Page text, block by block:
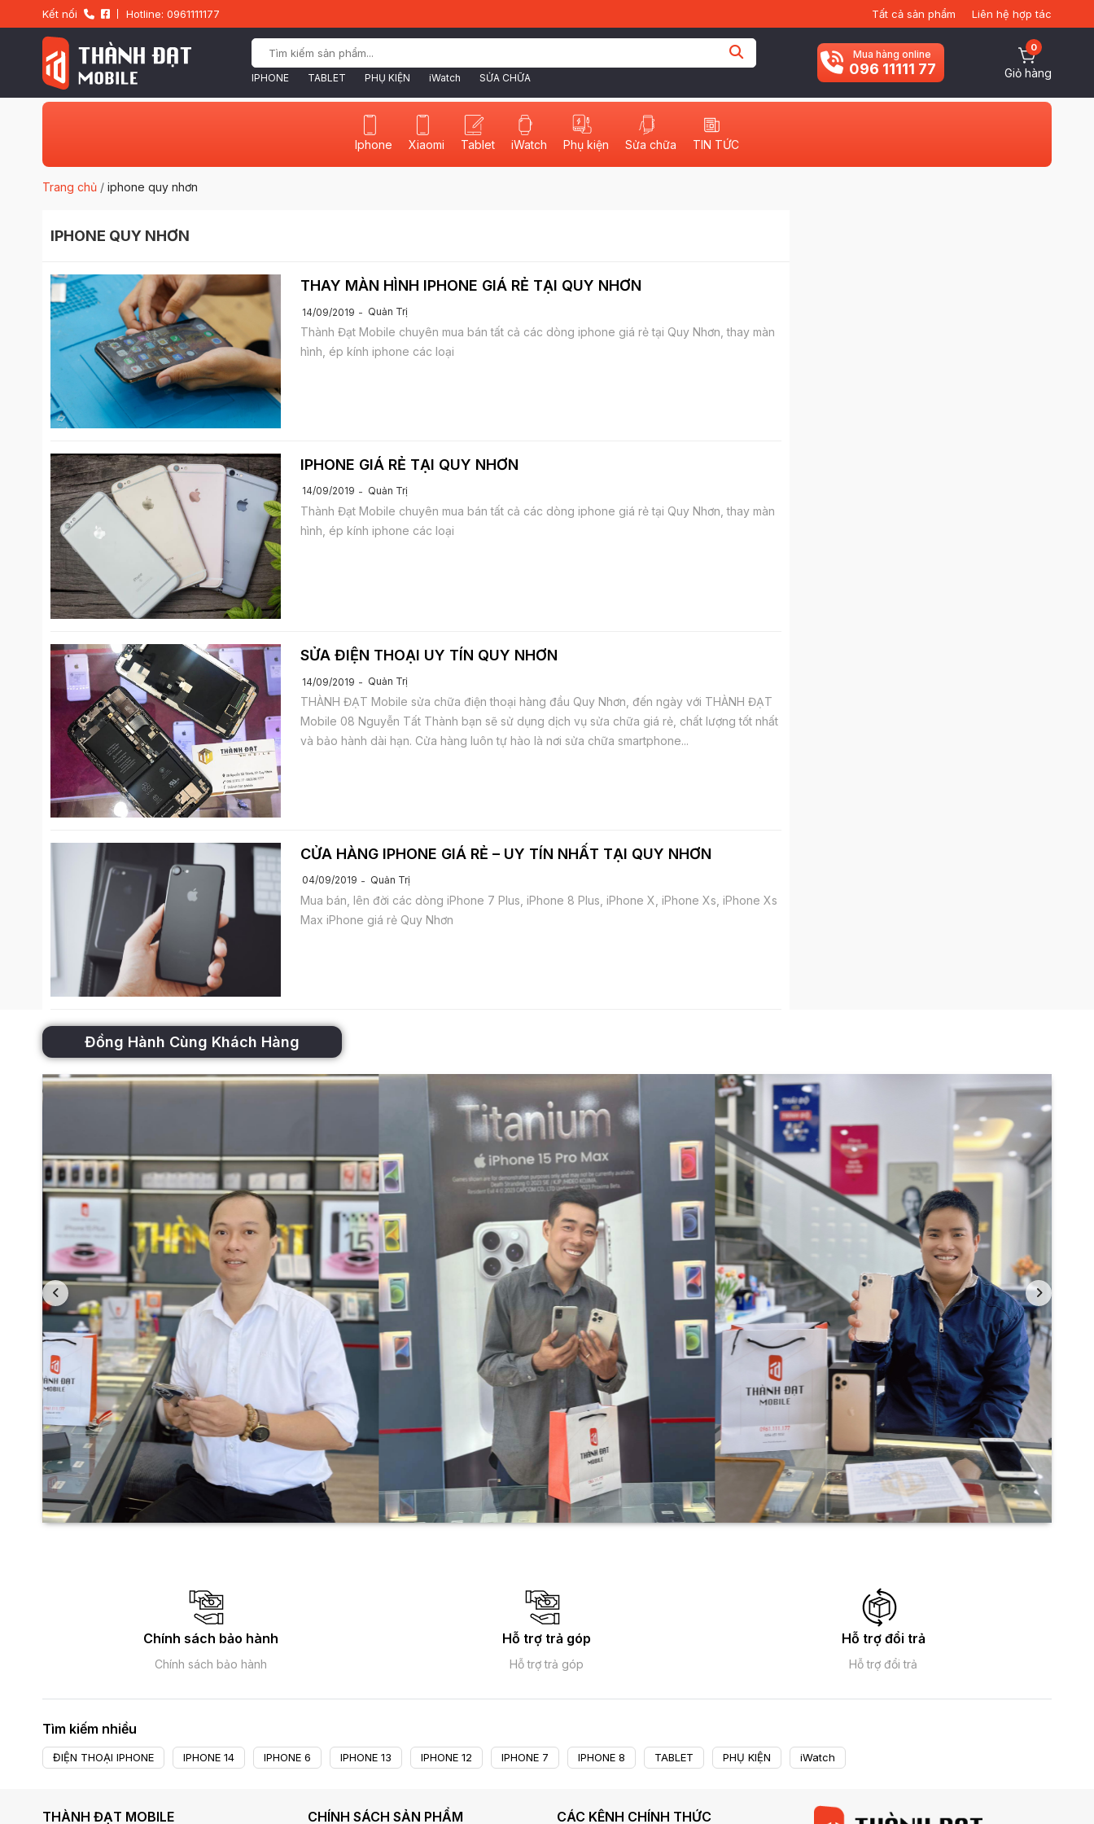
Kết nối Hotline: 0961111177 Tất cả sản phẩm Liên hệ hợp tác
IPHONE TABLET PHỤ KIỆN iWatch SỬA CHỮA
Mua hàng online
096 11111 77
0
Giỏ hàng
Iphone Xiaomi Tablet iWatch Phụ kiện Sửa chữa TIN TỨC
Trang chủ / iphone quy nhơn
IPHONE QUY NHƠN
THAY MÀN HÌNH IPHONE GIÁ RẺ TẠI QUY NHƠN
14/09/2019 Quản Trị
Thành Đạt Mobile chuyên mua bán tất cả các dòng iphone giá rẻ tại Quy Nhơn, thay màn
hình, ép kính iphone các loại
IPHONE GIÁ RẺ TẠI QUY NHƠN
14/09/2019 Quản Trị
Thành Đạt Mobile chuyên mua bán tất cả các dòng iphone giá rẻ tại Quy Nhơn, thay màn
hình, ép kính iphone các loại
SỬA ĐIỆN THOẠI UY TÍN QUY NHƠN
14/09/2019 Quản Trị
THÀNH ĐẠT Mobile sửa chữa điện thoại hàng đầu Quy Nhơn, đến ngày với THÀNH ĐẠT
Mobile 08 Nguyễn Tất Thành bạn sẽ sử dụng dịch vụ sửa chữa giá rẻ, chất lượng tốt nhất
và bảo hành dài hạn. Cửa hàng luôn tự hào là nơi sửa chữa smartphone...
CỬA HÀNG IPHONE GIÁ RẺ – UY TÍN NHẤT TẠI QUY NHƠN
04/09/2019 Quản Trị
Mua bán, lên đời các dòng iPhone 7 Plus, iPhone 8 Plus, iPhone X, iPhone Xs, iPhone Xs
Max iPhone giá rẻ Quy Nhơn
Đồng Hành Cùng Khách Hàng
Chính sách bảo hành
Chính sách bảo hành
Hỗ trợ trả góp
Hỗ trợ trả góp
Hỗ trợ đổi trả
Hỗ trợ đổi trả
Tìm kiếm nhiều
ĐIỆN THOẠI IPHONE IPHONE 14 IPHONE 6 IPHONE 13 IPHONE 12 IPHONE 7 IPHONE 8 TABLET PHỤ KIỆN iWatch
THÀNH ĐẠT MOBILE CHÍNH SÁCH SẢN PHẨM CÁC KÊNH CHÍNH THỨC